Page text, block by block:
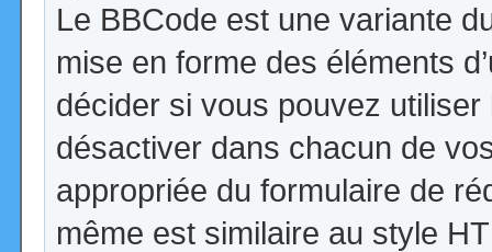
Le BBCode est une variante
mise en forme des éléments
décider si vous pouvez
désactiver dans chacun de
appropriée du formulaire de
même est similaire au style